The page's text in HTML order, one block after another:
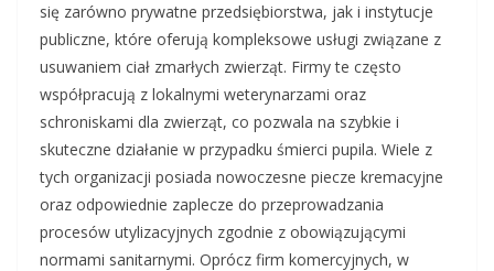
się zarówno prywatne przedsiębiorstwa, jak i instytucje
publiczne, które oferują kompleksowe usługi związane z
usuwaniem ciał zmarłych zwierząt. Firmy te często
współpracują z lokalnymi weterynarzami oraz
schroniskami dla zwierząt, co pozwala na szybkie i
skuteczne działanie w przypadku śmierci pupila. Wiele z
tych organizacji posiada nowoczesne piecze kremacyjne
oraz odpowiednie zaplecze do przeprowadzania
procesów utylizacyjnych zgodnie z obowiązującymi
normami sanitarnymi. Oprócz firm komercyjnych, w